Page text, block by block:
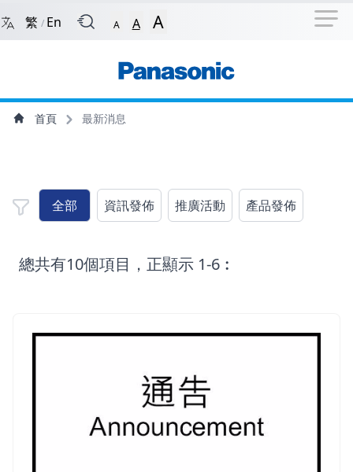
回到首頁 跳到捷徑選項 跳至
繁 / En A A A
主導航選單
主內容 首頁 最新消息
全部 資訊發佈 推廣活動 產品發佈
總共有10個項目，正顯示 1-6︰